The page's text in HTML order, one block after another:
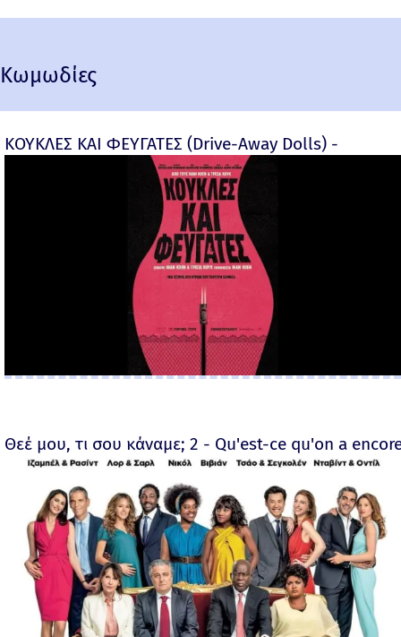
Κωμωδίες
ΚΟΥΚΛΕΣ ΚΑΙ ΦΕΥΓΑΤΕΣ (Drive-Away Dolls) -
Θεέ μου, τι σου κάναμε; 2 - Qu'est-ce qu'on a